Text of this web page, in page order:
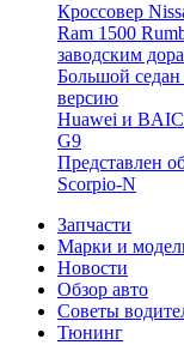
Кроссовер
Ram 1500
заводским
Большой
версию
Huawei и BAIC
G9
Представлен
Scorpio-N
Запчасти
Марки и
Новости
Обзор авто
Советы
Тюнинг